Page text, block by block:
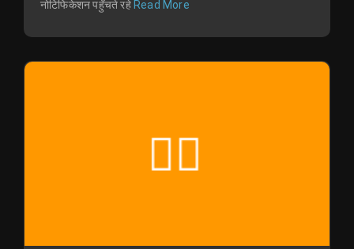
नोटिफिकेशन पहुँचते रहे Read More